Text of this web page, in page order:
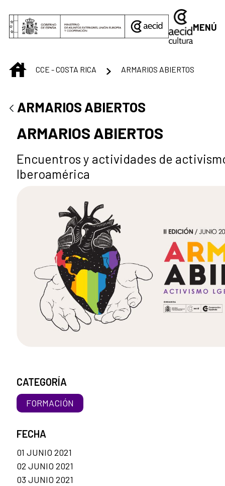
MENÚ
INICIO
CCE - COSTA RICA ARMARIOS ABIERTOS
ARMARIOS ABIERTOS
ARMARIOS ABIERTOS
Encuentros y actividades de
Iberoamérica
CATEGORÍA
FORMACIÓN
FECHA
01 JUNIO 2021
02 JUNIO 2021
03 JUNIO 2021